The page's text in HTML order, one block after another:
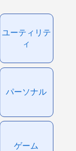
ユーティリテ
ィ
パーソナル
ゲーム